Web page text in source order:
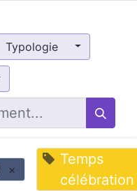
Typologie
×
Temps
célébration